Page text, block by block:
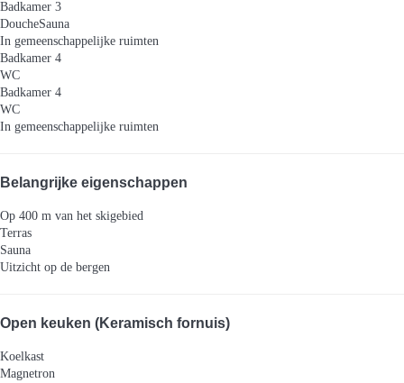
Badkamer 3
DoucheSauna
In gemeenschappelijke ruimten
Badkamer 4
WC
Badkamer 4
WC
In gemeenschappelijke ruimten
Belangrijke eigenschappen
Op 400 m van het skigebied
Terras
Sauna
Uitzicht op de bergen
Open keuken (Keramisch fornuis)
Koelkast
Magnetron